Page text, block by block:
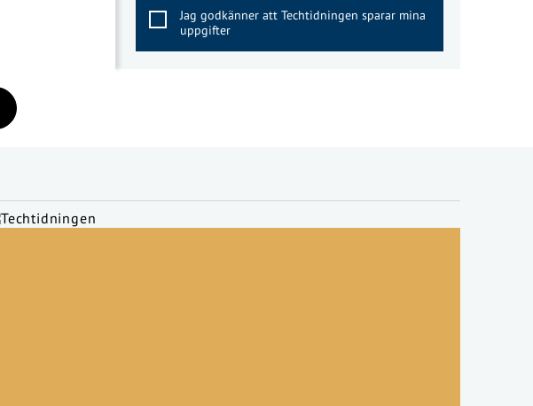
Jag godkänner att Techtidningen sparar mina
uppgifter